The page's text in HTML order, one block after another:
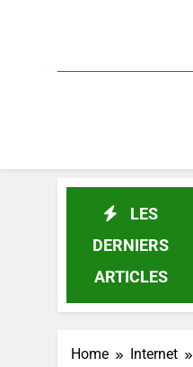
LES
DERNIERS
ARTICLES
Home Internet